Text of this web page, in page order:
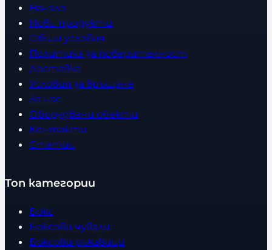
Начало
Нови продукти
Общи условия
Политика за поверителност
Доставка
Условия за връщане
За нас
Оборудвани обекти
Контакти
Статии
Топ категории
Бокс
Боксови чували
Боксови ръкавици